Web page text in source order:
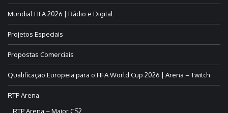
Mundial FIFA 2026 | Rádio e Digital
Projetos Especiais
Propostas Comerciais
Qualificação Europeia para o FIFA World Cup 2026 | Arena – Twitch
RTP Arena
RTP Arena – Major CS2